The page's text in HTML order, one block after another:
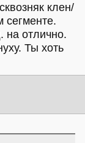
клен/
сегменте.
на отлично.
Ты хоть